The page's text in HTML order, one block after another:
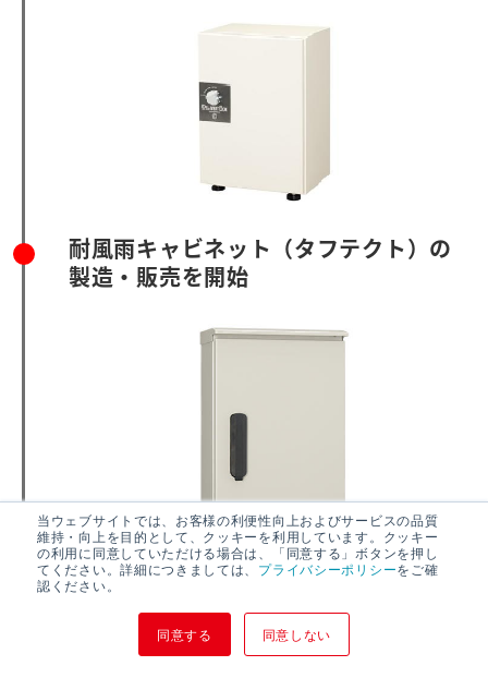
当ウェブサイトでは、お客様の利便性向上およびサービスの品質
維持・向上を目的として、クッキーを利用しています。クッキー
の利用に同意していただける場合は、「同意する」ボタンを押し
てください。詳細につきましては、 プライバシーポリシーをご確
認ください。
同意する 同意しない
耐風雨キャビネット（タフテクト）の
製造・販売を開始
EV・PHEV用普通充電器「Pit-2G」の
製造・販売を開始